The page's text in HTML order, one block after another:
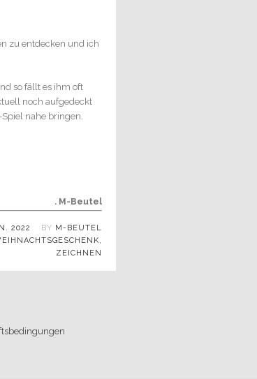
zu entdecken und ich
so fällt es ihm oft
noch aufgedeckt
nahe bringen.
. M-Beutel
2022 BY M-BEUTEL
,
ZEICHNEN